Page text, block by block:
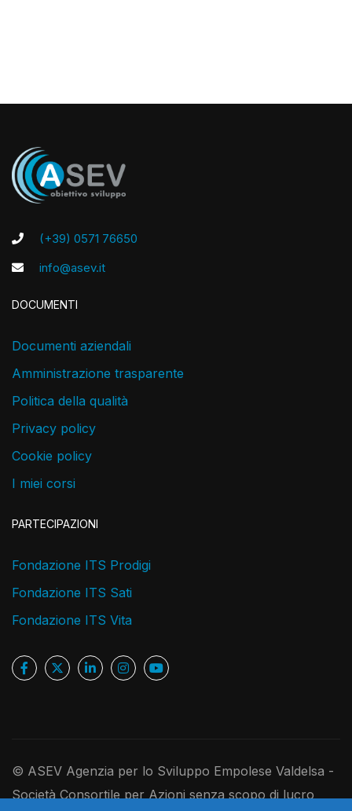
(+39) 0571 76650
info@asev.it
DOCUMENTI
Documenti aziendali
Amministrazione trasparente
Politica della qualità
Privacy policy
Cookie policy
I miei corsi
PARTECIPAZIONI
Fondazione ITS Prodigi
Fondazione ITS Sati
Fondazione ITS Vita
© ASEV Agenzia per lo Sviluppo Empolese Valdelsa -
Società Consortile per Azioni senza scopo di lucro